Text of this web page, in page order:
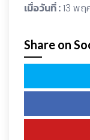
เมื่อวันที่ :13 พ
Share on